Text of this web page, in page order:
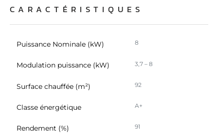
CARACTÉRISTIQUES
Puissance Nominale (kW) 8
Modulation puissance (kW) 3,7 – 8
Surface chauffée (m²) 92
Classe énergétique A+
Rendement (%) 91